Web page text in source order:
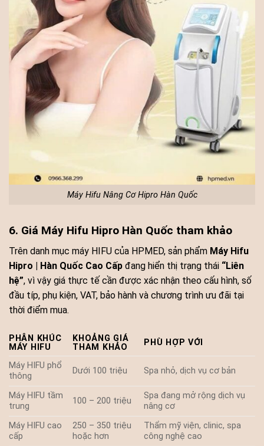
Máy Hifu Nâng Cơ Hipro Hàn Quốc
6. Giá Máy Hifu Hipro Hàn Quốc tham khảo
Trên danh mục máy HIFU của HPMED, sản phẩm Máy Hifu
Hipro | Hàn Quốc Cao Cấp đang hiển thị trạng thái “Liên
hệ”, vì vậy giá thực tế cần được xác nhận theo cấu hình, số
đầu típ, phụ kiện, VAT, bảo hành và chương trình ưu đãi tại
thời điểm mua.
PHÂN KHÚC
MÁY HIFU
KHOẢNG GIÁ
THAM KHẢO
PHÙ HỢP VỚI
Máy HIFU phổ
thông
Dưới 100 triệu Spa nhỏ, dịch vụ cơ bản
Máy HIFU tầm
trung
100 – 200 triệu
Spa đang mở rộng dịch vụ
nâng cơ
Máy HIFU cao
cấp
250 – 350 triệu
hoặc hơn
Thẩm mỹ viện, clinic, spa
công nghệ cao